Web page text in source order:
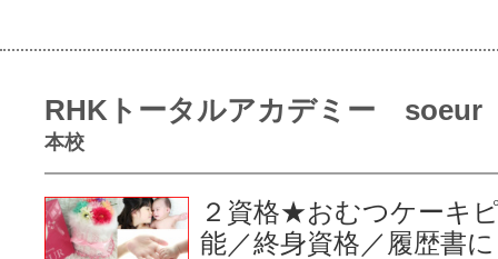
RHKトータルアカデミー soeur
本校
２資格★おむつケーキ
能／終身資格／履歴書